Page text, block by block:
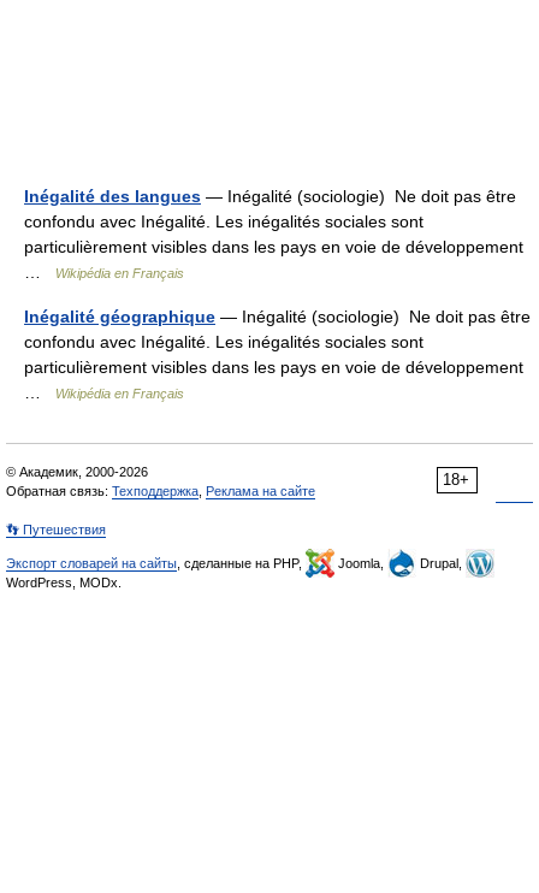
Inégalité des langues — Inégalité (sociologie) Ne doit pas être
confondu avec Inégalité. Les inégalités sociales sont
particulièrement visibles dans les pays en voie de développement
Wikipédia en Français
Inégalité géographique — Inégalité (sociologie) Ne doit pas être
confondu avec Inégalité. Les inégalités sociales sont
particulièrement visibles dans les pays en voie de développement
Wikipédia en Français
18+
© Академик, 2000-2026
Обратная связь: Техподдержка Реклама на сайте
👣 Путешествия
Экспорт словарей на сайты , сделанные на PHP, Joomla,
Drupal,
WordPress, MODx.